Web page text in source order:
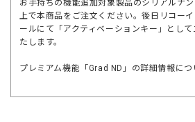
お手持ちの機能追加対象製品のシリアルナ
上で本商品をご注文ください。後日リコー
ールにて「アクティベーションキー」とし
たします。
プレミアム機能「Grad ND」の詳細情報につ